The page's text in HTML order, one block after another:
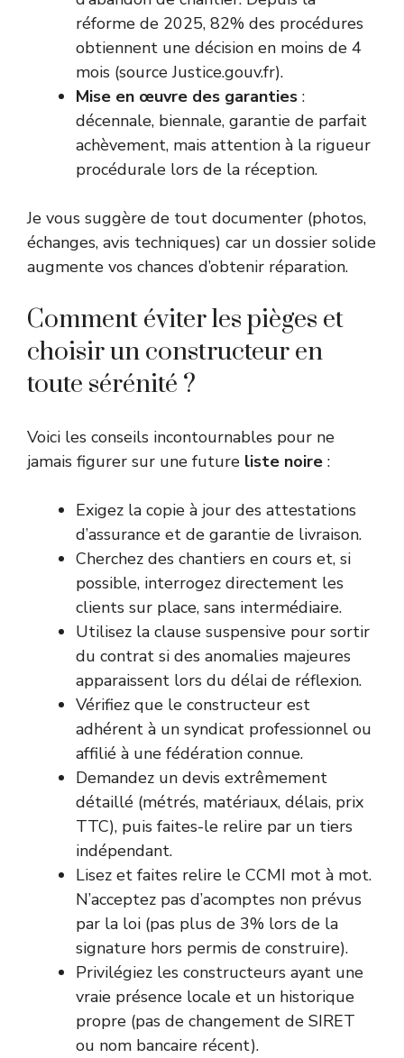
réforme de 2025, 82% des procédures
obtiennent une décision en moins de 4
mois (source Justice.gouv.fr).
Mise en œuvre des garanties :
décennale, biennale, garantie de parfait
achèvement, mais attention à la rigueur
procédurale lors de la réception.
Je vous suggère de tout documenter (photos,
échanges, avis techniques) car un dossier solide
augmente vos chances d’obtenir réparation.
Comment éviter les pièges et
choisir un constructeur en
toute sérénité ?
Voici les conseils incontournables pour ne
jamais figurer sur une future liste noire :
Exigez la copie à jour des attestations
d’assurance et de garantie de livraison.
Cherchez des chantiers en cours et, si
possible, interrogez directement les
clients sur place, sans intermédiaire.
Utilisez la clause suspensive pour sortir
du contrat si des anomalies majeures
apparaissent lors du délai de réflexion.
Vérifiez que le constructeur est
adhérent à un syndicat professionnel ou
affilié à une fédération connue.
Demandez un devis extrêmement
détaillé (métrés, matériaux, délais, prix
TTC), puis faites-le relire par un tiers
indépendant.
Lisez et faites relire le CCMI mot à mot.
N’acceptez pas d’acomptes non prévus
par la loi (pas plus de 3% lors de la
signature hors permis de construire).
Privilégiez les constructeurs ayant une
vraie présence locale et un historique
propre (pas de changement de SIRET
ou nom bancaire récent).